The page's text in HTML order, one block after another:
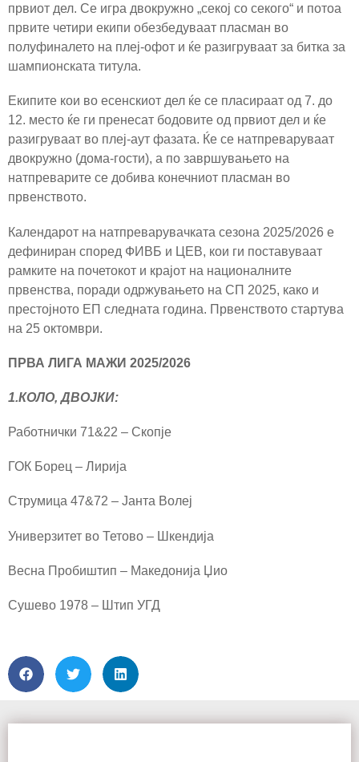
првиот дел. Се игра двокружно „секој со секого“ и потоа
првите четири екипи обезбедуваат пласман во
полуфиналето на плеј-офот и ќе разигруваат за битка за
шампионската титула.
Екипите кои во есенскиот дел ќе се пласираат од 7. до
12. место ќе ги пренесат бодовите од првиот дел и ќе
разигруваат во плеј-аут фазата. Ќе се натпреваруваат
двокружно (дома-гости), а по завршувањето на
натпреварите се добива конечниот пласман во
првенството.
Календарот на натпреварувачката сезона 2025/2026 е
дефиниран според ФИВБ и ЦЕВ, кои ги поставуваат
рамките на почетокот и крајот на националните
првенства, поради одржувањето на СП 2025, како и
престојното ЕП следната година. Првенството стартува
на 25 октомври.
ПРВА ЛИГА МАЖИ 2025/2026
1.КОЛО, ДВОЈКИ:
Работнички 71&22 – Скопје
ГОК Борец – Лирија
Струмица 47&72 – Јанта Волеј
Универзитет во Тетово – Шкендија
Весна Пробиштип – Македонија Џио
Сушево 1978 – Штип УГД